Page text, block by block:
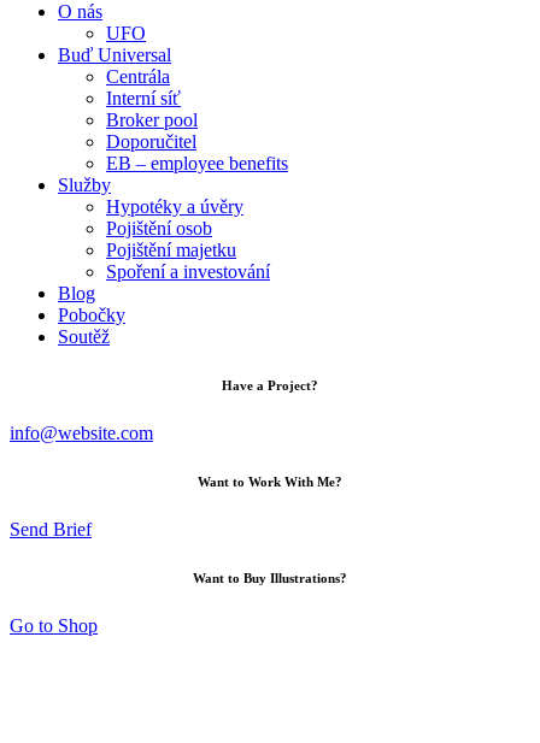
O nás
UFO
Buď Universal
Centrála
Interní síť
Broker pool
Doporučitel
EB – employee benefits
Služby
Hypotéky a úvěry
Pojištění osob
Pojištění majetku
Spoření a investování
Blog
Pobočky
Soutěž
Have a Project?
info@website.com
Want to Work With Me?
Send Brief
Want to Buy Illustrations?
Go to Shop